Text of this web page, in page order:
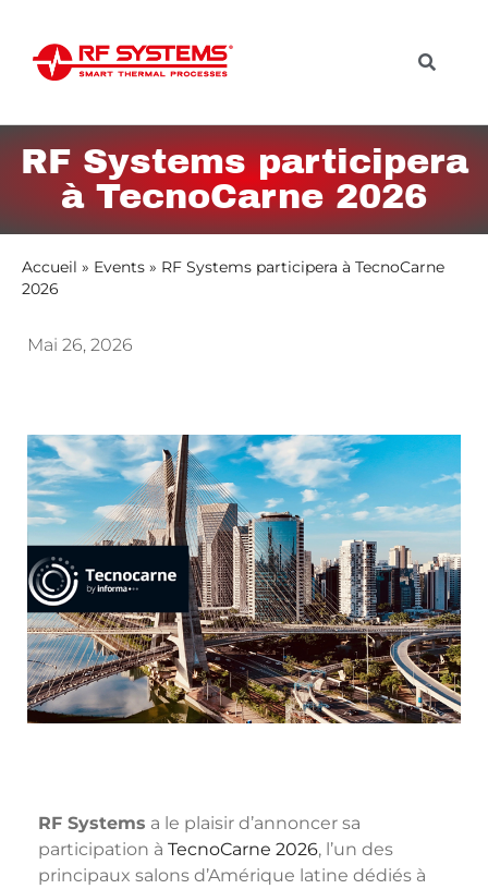
RF Systems participera
à TecnoCarne 2026
Accueil » Events » RF Systems participera à TecnoCarne
2026
Mai 26, 2026
RF Systems a le plaisir d’annoncer sa
participation à TecnoCarne 2026, l’un des
principaux salons d’Amérique latine dédiés à